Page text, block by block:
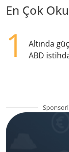
En Çok
1
Altında
ABD